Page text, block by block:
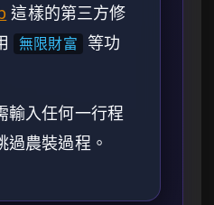
這樣的第三方修
無限財富
等功
輸入任何一行程
過農裝過程。